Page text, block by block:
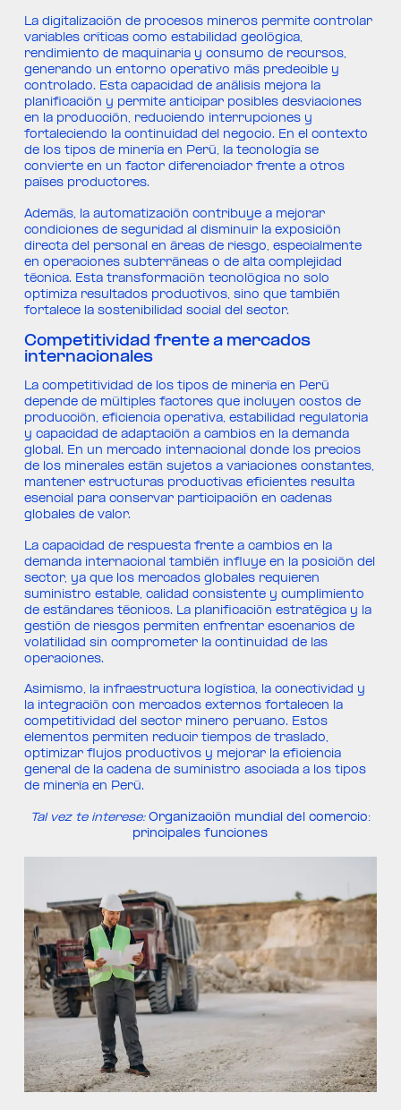
La digitalización de procesos mineros permite controlar
variables críticas como estabilidad geológica,
rendimiento de maquinaria y consumo de recursos,
generando un entorno operativo más predecible y
controlado. Esta capacidad de análisis mejora la
planificación y permite anticipar posibles desviaciones
en la producción, reduciendo interrupciones y
fortaleciendo la continuidad del negocio. En el contexto
de los tipos de minería en Perú, la tecnología se
convierte en un factor diferenciador frente a otros
países productores.
Además, la automatización contribuye a mejorar
condiciones de seguridad al disminuir la exposición
directa del personal en áreas de riesgo, especialmente
en operaciones subterráneas o de alta complejidad
técnica. Esta transformación tecnológica no solo
optimiza resultados productivos, sino que también
fortalece la sostenibilidad social del sector.
Competitividad frente a mercados
internacionales
La competitividad de los tipos de minería en Perú
depende de múltiples factores que incluyen costos de
producción, eficiencia operativa, estabilidad regulatoria
y capacidad de adaptación a cambios en la demanda
global. En un mercado internacional donde los precios
de los minerales están sujetos a variaciones constantes,
mantener estructuras productivas eficientes resulta
esencial para conservar participación en cadenas
globales de valor.
La capacidad de respuesta frente a cambios en la
demanda internacional también influye en la posición del
sector, ya que los mercados globales requieren
suministro estable, calidad consistente y cumplimiento
de estándares técnicos. La planificación estratégica y la
gestión de riesgos permiten enfrentar escenarios de
volatilidad sin comprometer la continuidad de las
operaciones.
Asimismo, la infraestructura logística, la conectividad y
la integración con mercados externos fortalecen la
competitividad del sector minero peruano. Estos
elementos permiten reducir tiempos de traslado,
optimizar flujos productivos y mejorar la eficiencia
general de la cadena de suministro asociada a los tipos
de minería en Perú.
Tal vez te interese: Organización mundial del comercio:
principales funciones